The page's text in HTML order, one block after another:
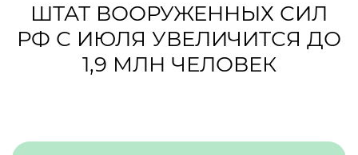
ШТАТ ВООРУЖЕННЫХ СИЛ
РФ С ИЮЛЯ УВЕЛИЧИТСЯ ДО
1,9 МЛН ЧЕЛОВЕК